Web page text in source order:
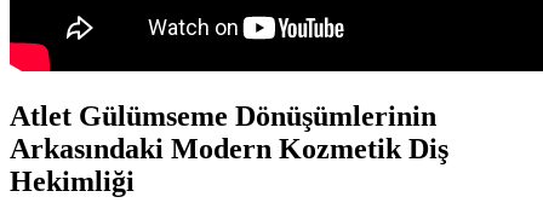
Atlet Gülümseme Dönüşümlerinin
Arkasındaki Modern Kozmetik Diş
Hekimliği